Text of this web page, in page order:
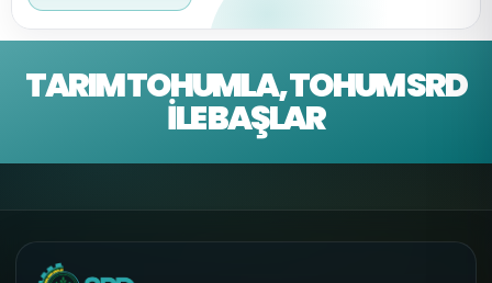
TARIM TOHUMLA, TOHUM SRD
İLE BAŞLAR